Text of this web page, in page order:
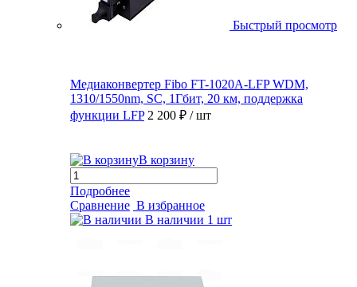
Быстрый просмотр
Медиаконвертер Fibo FT-1020A-LFP WDM,
1310/1550nm, SC, 1Гбит, 20 км, поддержка
функции LFP 2 200 ₽ / шт
В корзину
Подробнее
Сравнение В избранное
В наличии 1 шт